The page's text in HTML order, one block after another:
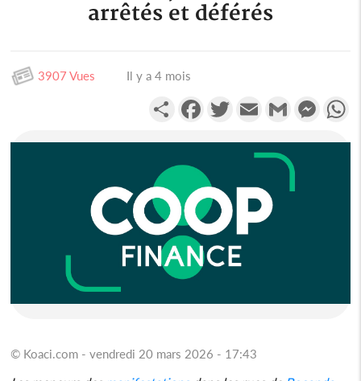
arrêtés et déférés
3907 Vues Il y a 4 mois
PartagerFacebookTwitterEmail Gmail
© Koaci.com - vendredi 20 mars 2026 - 17:43